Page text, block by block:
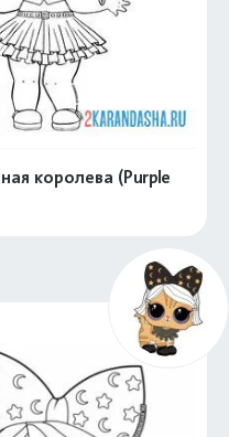
королева (Purple